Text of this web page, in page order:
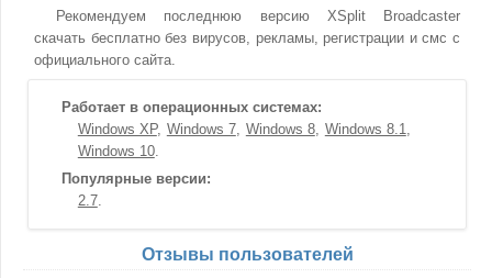
Рекомендуем последнюю версию XSplit Broadcaster
скачать бесплатно без вирусов, рекламы, регистрации и смс с
официального сайта.
Работает в операционных системах:
Windows XP
Windows 7 Windows 8
Windows 8.1
Windows 10
Популярные версии:
2.7
Отзывы пользователей